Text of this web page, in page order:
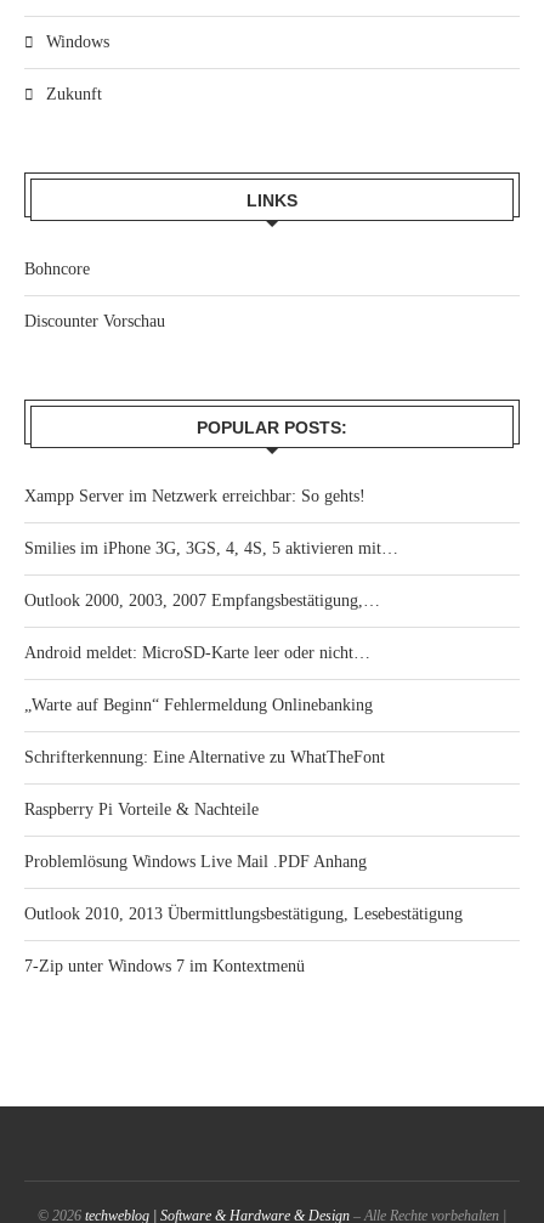
Windows
Zukunft
LINKS
Bohncore
Discounter Vorschau
POPULAR POSTS:
Xampp Server im Netzwerk erreichbar: So gehts!
Smilies im iPhone 3G, 3GS, 4, 4S, 5 aktivieren mit…
Outlook 2000, 2003, 2007 Empfangsbestätigung,…
Android meldet: MicroSD-Karte leer oder nicht…
„Warte auf Beginn“ Fehlermeldung Onlinebanking
Schrifterkennung: Eine Alternative zu WhatTheFont
Raspberry Pi Vorteile & Nachteile
Problemlösung Windows Live Mail .PDF Anhang
Outlook 2010, 2013 Übermittlungsbestätigung, Lesebestätigung
7-Zip unter Windows 7 im Kontextmenü
© 2026 techweblog | Software & Hardware & Design – Alle Rechte vorbehalten |